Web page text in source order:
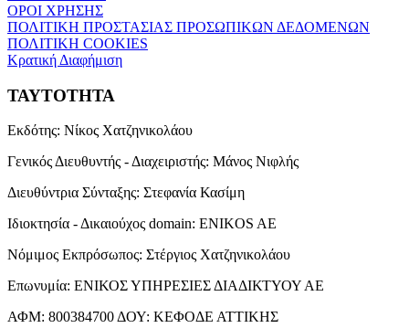
ΟΡΟΙ ΧΡΗΣΗΣ
ΠΟΛΙΤΙΚΗ ΠΡΟΣΤΑΣΙΑΣ ΠΡΟΣΩΠΙΚΩΝ ΔΕΔΟΜΕΝΩΝ
ΠΟΛΙΤΙΚΗ COOKIES
Κρατική Διαφήμιση
ΤΑΥΤΟΤΗΤΑ
Εκδότης: Νίκος Χατζηνικολάου
Γενικός Διευθυντής - Διαχειριστής: Μάνος Νιφλής
Διευθύντρια Σύνταξης: Στεφανία Κασίμη
Ιδιοκτησία - Δικαιούχος domain: ENIKOS AE
Νόμιμος Εκπρόσωπος: Στέργιος Χατζηνικολάου
Επωνυμία: ΕΝΙΚΟΣ ΥΠΗΡΕΣΙΕΣ ΔΙΑΔΙΚΤΥΟΥ ΑΕ
ΑΦΜ: 800384700 ΔΟΥ: ΚΕΦΟΔΕ ΑΤΤΙΚΗΣ